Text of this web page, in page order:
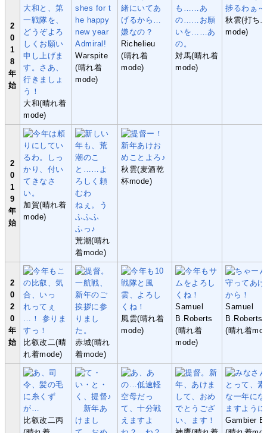
2
0
1
8
年
始
大和(晴れ着
mode)
Warspite
(晴れ着
mode)
Richelieu
(晴れ着
mode)
対馬(晴れ着
mode)
秋雲(打ち
mode)
2
0
1
9
年
始
加賀(晴れ着
mode)
荒潮(晴れ
着mode)
秋雲(麦酒乾
杯mode)
2
0
2
0
年
始
比叡改二(晴
れ着mode)
赤城(晴れ
着mode)
風雲(晴れ着
mode)
Samuel
B.Roberts
(晴れ着
mode)
Samuel
B.Roberts
(晴れ着
比叡改二丙
Gambier